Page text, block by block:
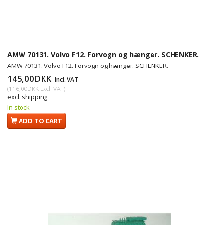
AMW 70131. Volvo F12. Forvogn og hænger. SCHENKER.
AMW 70131. Volvo F12. Forvogn og hænger. SCHENKER.
145,00DKK Incl. VAT
(116,00DKK Excl. VAT)
excl. shipping
In stock
ADD TO CART